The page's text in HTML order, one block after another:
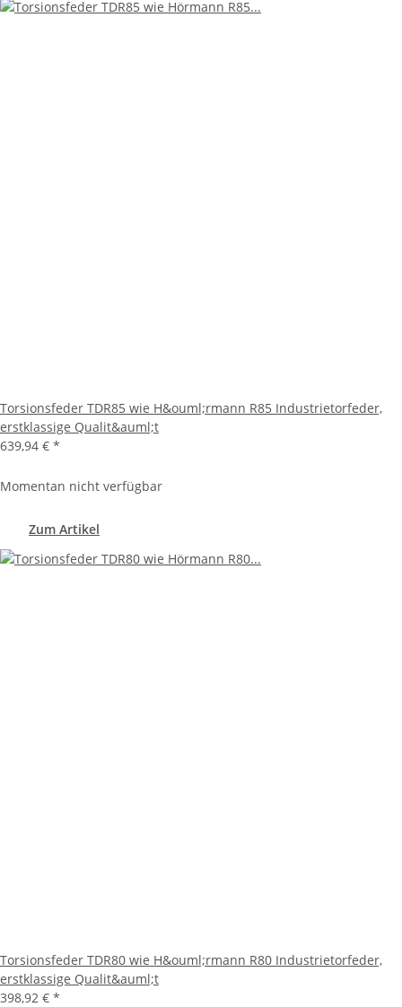
Torsionsfeder TDR85 wie H&ouml;rmann R85 Industrietorfeder,
erstklassige Qualit&auml;t
639,94 € *
Momentan nicht verfügbar
Zum Artikel
Torsionsfeder TDR80 wie H&ouml;rmann R80 Industrietorfeder,
erstklassige Qualit&auml;t
398,92 € *